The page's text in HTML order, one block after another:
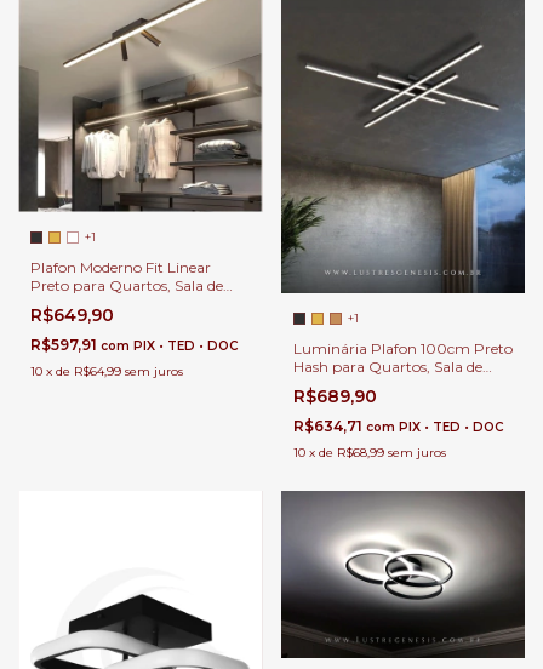
+1
Plafon Moderno Fit Linear
Preto para Quartos, Sala de
Estar, Hall de Entrada,
Escritório, Lavabo e Closet
R$649,90
R$597,91 com PIX • TED • DOC
10 x de R$64,99 sem juros
+1
Luminária Plafon 100cm Preto
Hash para Quartos, Sala de
Estar, Hall de Entrada,
Escritório, Lavabo e Sala de
Jantar
R$689,90
R$634,71 com PIX • TED • DOC
10 x de R$68,99 sem juros